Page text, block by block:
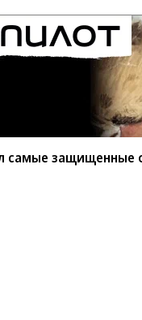
самые защищенные